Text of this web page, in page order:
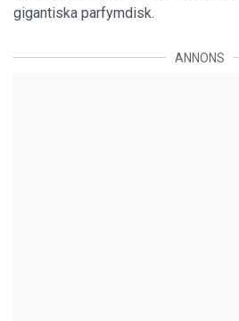
gigantiska parfymdisk.
ANNONS